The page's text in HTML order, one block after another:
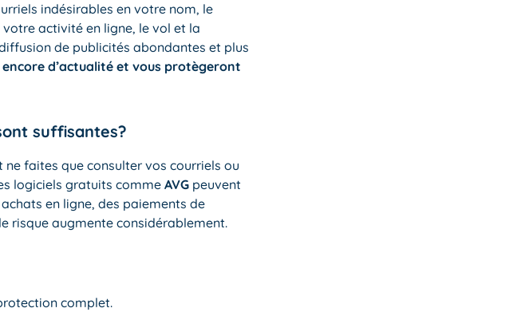
indésirables en votre nom, le
activité en ligne, le vol et la
de publicités abondantes et plus
d’actualité et vous protègeront
suffisantes?
ne faites que consulter vos courriels ou
logiciels gratuits comme AVG peuvent
en ligne, des paiements de
risque augmente considérablement.
complet.